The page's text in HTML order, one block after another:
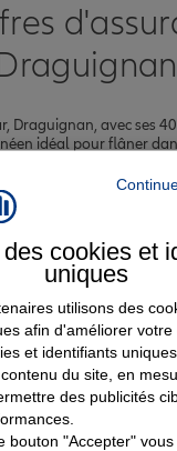
Draguignan, avec ses
idéal pour flâner
historique ou sur les
Clemenceau, rue de
vous accompagnons
nos offres d'assurance
nous vous proposons
pour couvrir tous les
pour vos
pour protéger votre
pour prendre soin de
sereinement
votre prêt
étudier votre situation
pertinente.
cookies et
uniques
utilisons des
afin d'améliorer
et identifiants
du site, en
des publicités
bouton "Accepter"